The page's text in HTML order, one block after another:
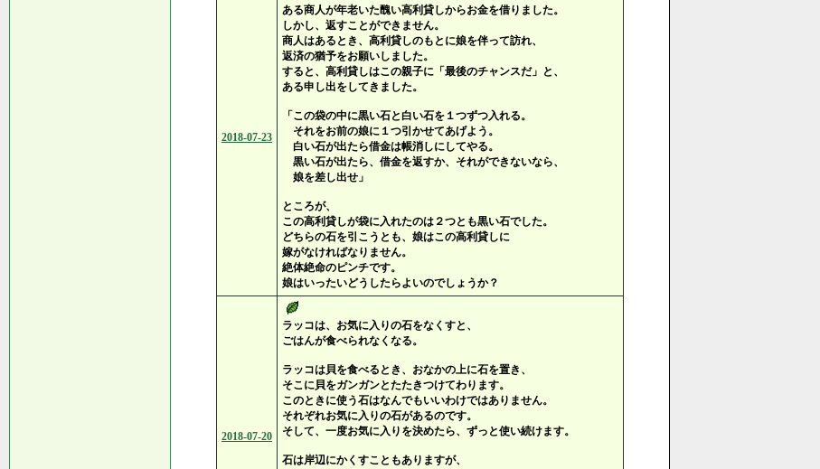
2018-07-23
ある商人が年老いた醜い高利貸しからお金を借りました。
しかし、返すことができません。
商人はあるとき、高利貸しのもとに娘を伴って訪れ、
返済の猶予をお願いしました。
すると、高利貸しはこの親子に「最後のチャンスだ」と、
ある申し出をしてきました。
「この袋の中に黒い石と白い石を１つずつ入れる。
それをお前の娘に１つ引かせてあげよう。
白い石が出たら借金は帳消しにしてやる。
黒い石が出たら、借金を返すか、それができないなら、
娘を差し出せ」
ところが、
この高利貸しが袋に入れたのは２つとも黒い石でした。
どちらの石を引こうとも、娘はこの高利貸しに
嫁がなければなりません。
絶体絶命のピンチです。
娘はいったいどうしたらよいのでしょうか？
2018-07-20
ラッコは、お気に入りの石をなくすと、
ごはんが食べられなくなる。
ラッコは貝を食べるとき、おなかの上に石を置き、
そこに貝をガンガンとたたきつけてわります。
このときに使う石はなんでもいいわけではありません。
それぞれお気に入りの石があるのです。
そして、一度お気に入りを決めたら、ずっと使い続けます。
石は岸辺にかくすこともありますが、